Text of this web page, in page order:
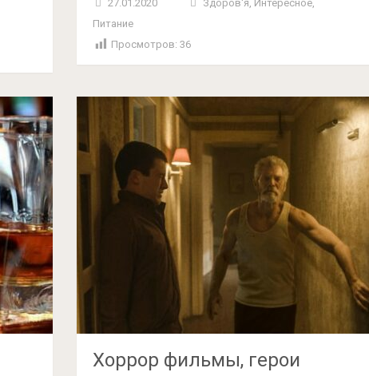
27.01.2020 Здоров'я, Интересное,
Питание
Просмотров: 36
Хоррор фильмы, герои